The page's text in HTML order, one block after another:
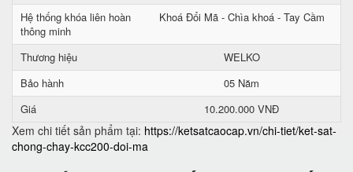
Hệ thống khóa liên hoàn
thông minh
Khoá Đổi Mã - Chìa khoá - Tay Cầm
Thương hiệu
WELKO
Bảo hành
05 Năm
Giá
10.200.000 VNĐ
Xem chi tiết sản phẩm tại: https://ketsatcaocap.vn/chi-tiet/ket-sat-
chong-chay-kcc200-doi-ma